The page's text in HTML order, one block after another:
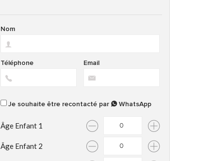
Nom
Email
Téléphone
Je souhaite être recontacté par WhatsApp
Âge Enfant 1
Âge Enfant 2